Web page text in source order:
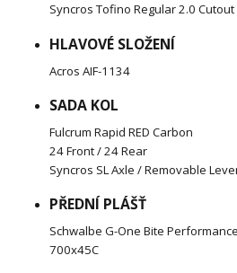
Syncros Tofino Regular 2.0 Cutout
HLAVOVÉ SLOŽENÍ
Acros AIF-1134
SADA KOL
Fulcrum Rapid RED Carbon
24 Front / 24 Rear
Syncros SL Axle / Removable
PŘEDNÍ PLÁŠŤ
Schwalbe G-One Bite Performance
700x45C